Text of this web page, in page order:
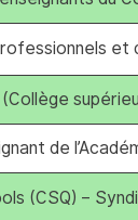
et
de
(CSQ) –